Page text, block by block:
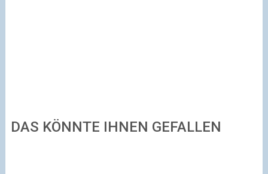
DAS KÖNNTE IHNEN GEFALLEN